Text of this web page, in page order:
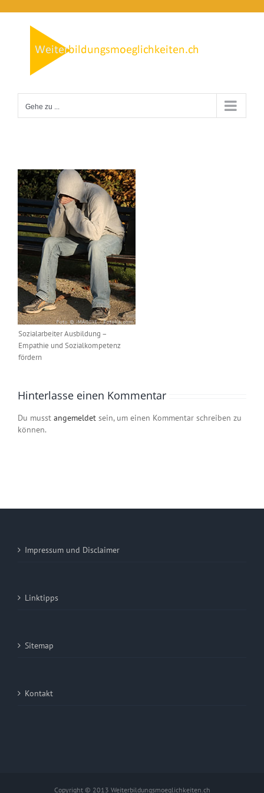
springen
Gehe zu ...
Sozialarbeiter Ausbildung –
Empathie und Sozialkompetenz
fördern
Hinterlasse einen Kommentar
Du musst angemeldet sein, um einen Kommentar schreiben zu
können.
Impressum und Disclaimer
Linktipps
Sitemap
Kontakt
Copyright © 2013 Weiterbildungsmoeglichkeiten.ch